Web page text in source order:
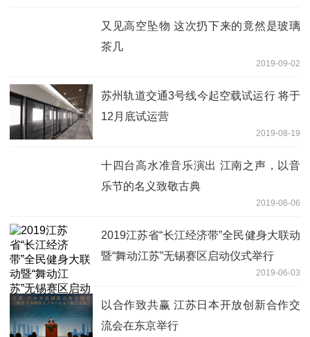
又见高空坠物 这次扔下来的竟然是玻璃
茶几
2019-09-02
苏州轨道交通3号线今起空载试运行 将于
12月底试运营
2019-08-19
十四台高水准音乐演出 江南之声，以音
乐节的名义致敬古典
2019-06-06
2019江苏省“长江经济带”全民健身大联动
暨“舞动江苏”无锡赛区启动仪式举行
2019-06-03
以合作致共赢 江苏日本开放创新合作交
流会在东京举行